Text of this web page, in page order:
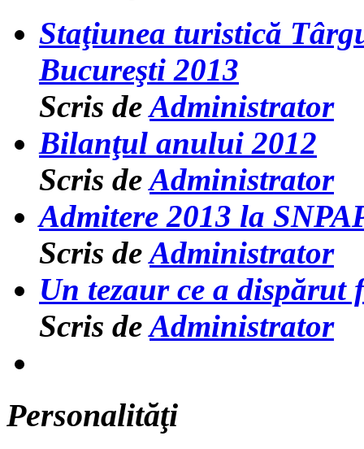
Staţiunea turistică
Bucureşti 2013
Scris deAdministrator
Bilanţul anului 2012
Scris deAdministrator
Admitere 2013 la
Scris deAdministrator
Un tezaur ce a dispărut
Scris deAdministrator
Personalităţi